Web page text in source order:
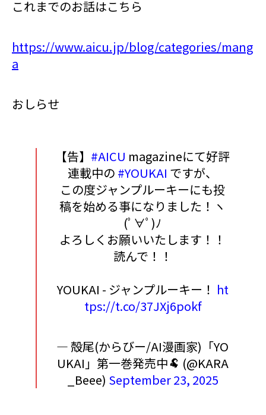
これまでのお話はこちら
https://www.aicu.jp/blog/categories/mang
a
おしらせ
【告】 #AICU magazineにて好評
連載中の #YOUKAI ですが、
この度ジャンプルーキーにも投
稿を始める事になりました！ヽ
(ﾟ∀ﾟ)ﾉ
よろしくお願いいたします！！
読んで！！
YOUKAI - ジャンプルーキー！ ht
tps://t.co/37JXj6pokf
— 殻尾(からびー/AI漫画家)「YO
UKAI」第一巻発売中🐏 (@KARA
_Beee) September 23, 2025